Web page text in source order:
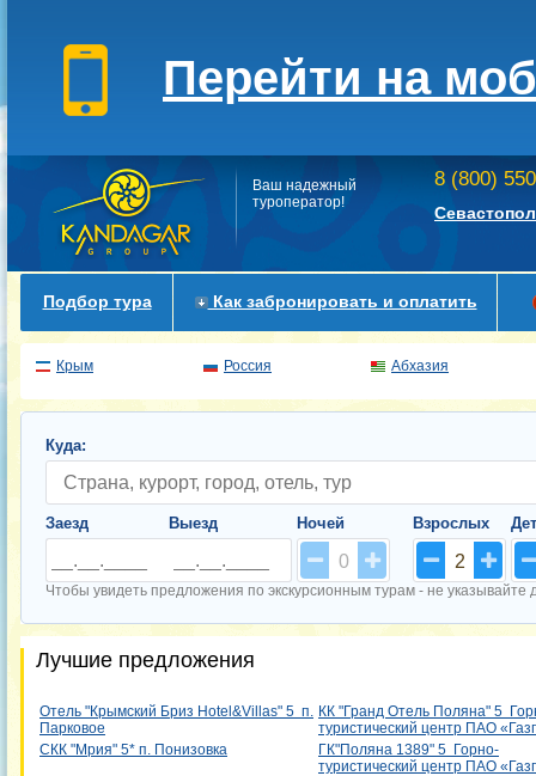
Перейти на
Ваш надежный
туроператор!
8 (800)
Подбор тура Как забронировать и оплатить
Крым Россия Абхазия
Куда:
Заезд Выезд Ночей
0
Взрослых
2
Чтобы увидеть предложения по экскурсионным турам - не указывайте
Лучшие предложения
Отель "Крымский Бриз Hotel&Villas" 5 п.
Парковое
КК "Гранд Отель Поляна" 5
туристический центр ПАО
СКК "Мрия" 5* п. Понизовка
ГК"Поляна 1389" 5 Горно-
туристический центр ПАО